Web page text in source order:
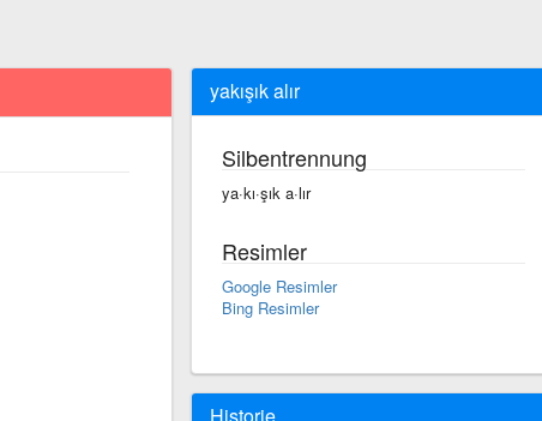
yakışık alır
Silbentrennung
ya·kı·şık a·lır
Resimler
Google Resimler
Bing Resimler
Historie